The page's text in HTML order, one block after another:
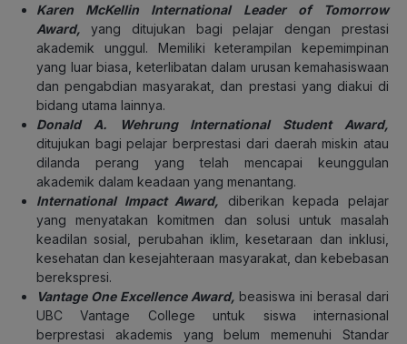
Karen McKellin International Leader of Tomorrow
Award, yang ditujukan bagi pelajar dengan prestasi
akademik unggul. Memiliki keterampilan kepemimpinan
yang luar biasa, keterlibatan dalam urusan kemahasiswaan
dan pengabdian masyarakat, dan prestasi yang diakui di
bidang utama lainnya.
Donald A. Wehrung International Student Award,
ditujukan bagi pelajar berprestasi dari daerah miskin atau
dilanda perang yang telah mencapai keunggulan
akademik dalam keadaan yang menantang.
International Impact Award, diberikan kepada pelajar
yang menyatakan komitmen dan solusi untuk masalah
keadilan sosial, perubahan iklim, kesetaraan dan inklusi,
kesehatan dan kesejahteraan masyarakat, dan kebebasan
berekspresi.
Vantage One Excellence Award, beasiswa ini berasal dari
UBC Vantage College untuk siswa internasional
berprestasi akademis yang belum memenuhi Standar